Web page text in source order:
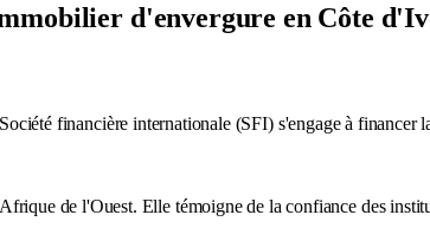
d'envergure en Côte
financière internationale (SFI) s'engage à financer
de l'Ouest. Elle témoigne de la confiance des